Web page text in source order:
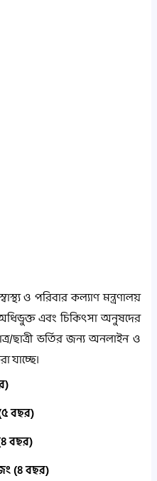
ও পরিবার কল্যাণ মন্ত্রণালয়
এবং চিকিৎসা অনুষদের
ছাত্রী ভর্তির জন্য অনলাইন ও
বছর)
বছর)
(৪ বছর)